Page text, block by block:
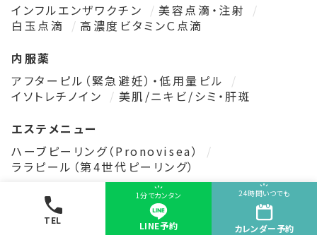
TEL
1分でカンタン
LINE予約
24時間いつでも
カレンダー予約
インフルエンザワクチン
美容点滴・注射
白玉点滴
高濃度ビタミンＣ点滴
内服薬
アフターピル（緊急避妊）・低用量ピル
イソトレチノイン
美肌/ニキビ/シミ・肝斑
エステメニュー
ハーブピーリング（Pronovisea）
ララピール（第4世代ピーリング）
アートメイク・ローマピンク
ローマピンク
アートメイク